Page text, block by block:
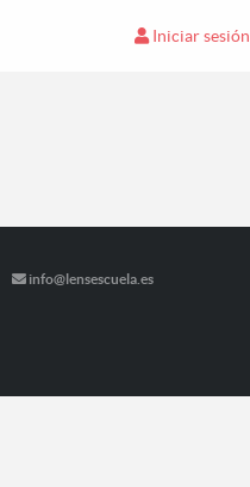
Iniciar sesión
info@lensescuela.es